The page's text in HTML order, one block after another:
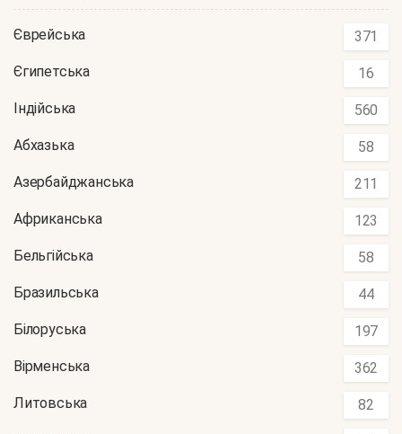
Єврейська 371
Єгипетська 16
Індійська 560
Абхазька 58
Азербайджанська 211
Африканська 123
Бельгійська 58
Бразильська 44
Білоруська 197
Вірменська 362
Литовська 82